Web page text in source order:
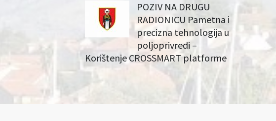
POZIV NA DRUGU
RADIONICU Pametna i
precizna tehnologija u
poljoprivredi –
Korištenje CROSSMART platforme